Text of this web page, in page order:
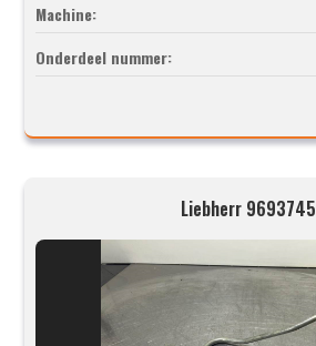
Machine:
Onderdeel nummer:
Liebherr 9693745